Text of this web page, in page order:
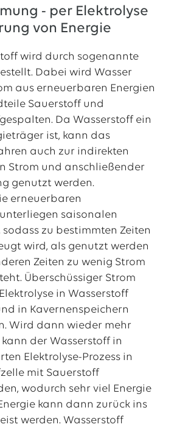
- per Elektrolyse
von Energie
wird durch sogenannte
Dabei wird Wasser
aus erneuerbaren Energien
Sauerstoff und
Da Wasserstoff ein
ist, kann das
auch zur indirekten
Strom und anschließender
genutzt werden.
erneuerbaren
saisonalen
zu bestimmten Zeiten
wird, als genutzt werden
Zeiten zu wenig Strom
Überschüssiger Strom
in Wasserstoff
in Kavernenspeichern
Wird dann wieder mehr
der Wasserstoff in
Elektrolyse-Prozess in
mit Sauerstoff
wodurch sehr viel Energie
kann dann zurück ins
werden. Wasserstoff